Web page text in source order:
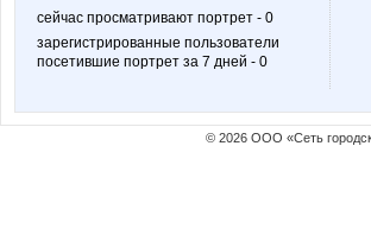
сейчас просматривают портрет - 0
зарегистрированные пользователи
посетившие портрет за 7 дней - 0
© 2026 ООО «Сеть